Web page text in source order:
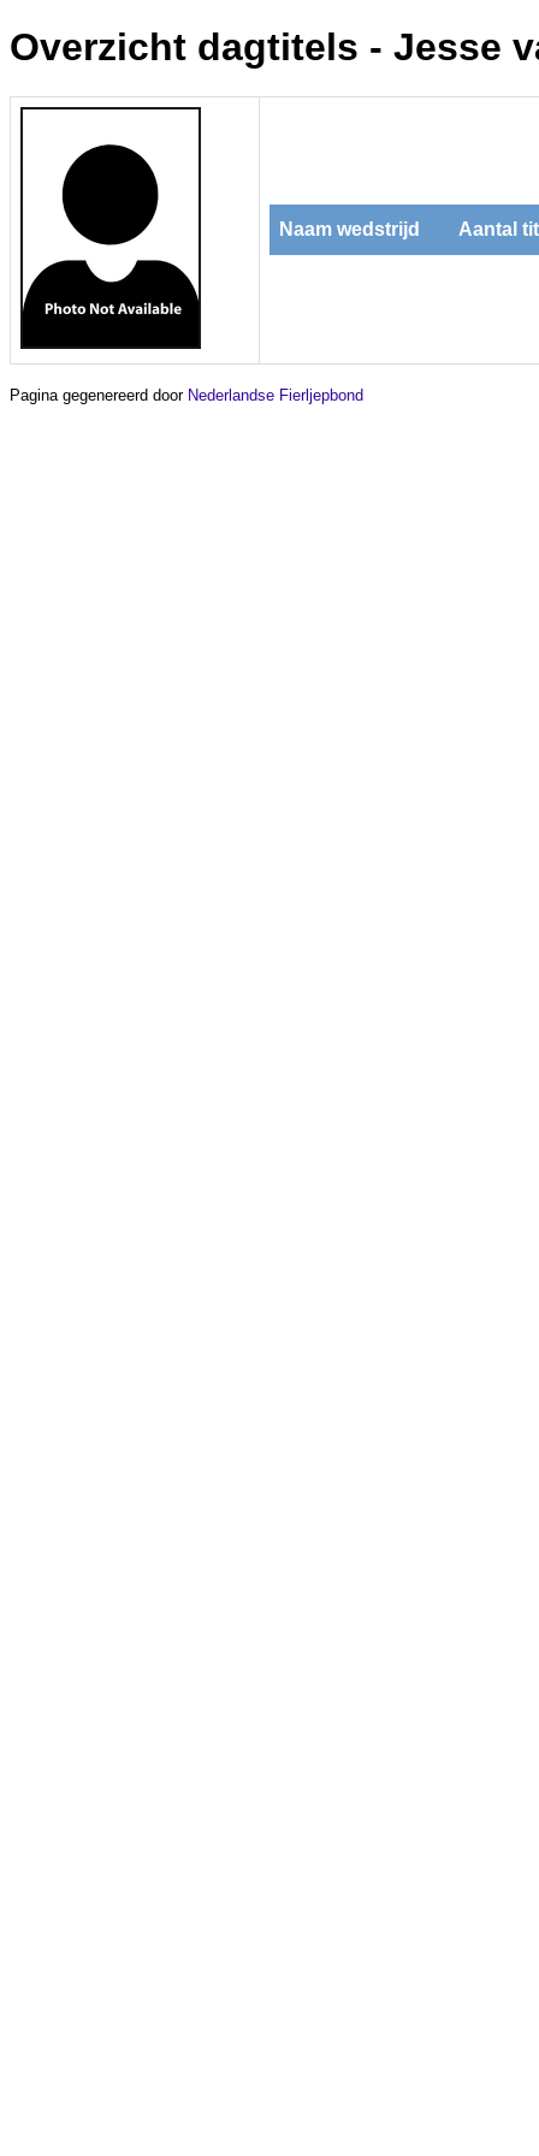
Overzicht dagtitels - Jesse
Naam wedstrijd Aantal
Pagina gegenereerd door Nederlandse Fierljepbond